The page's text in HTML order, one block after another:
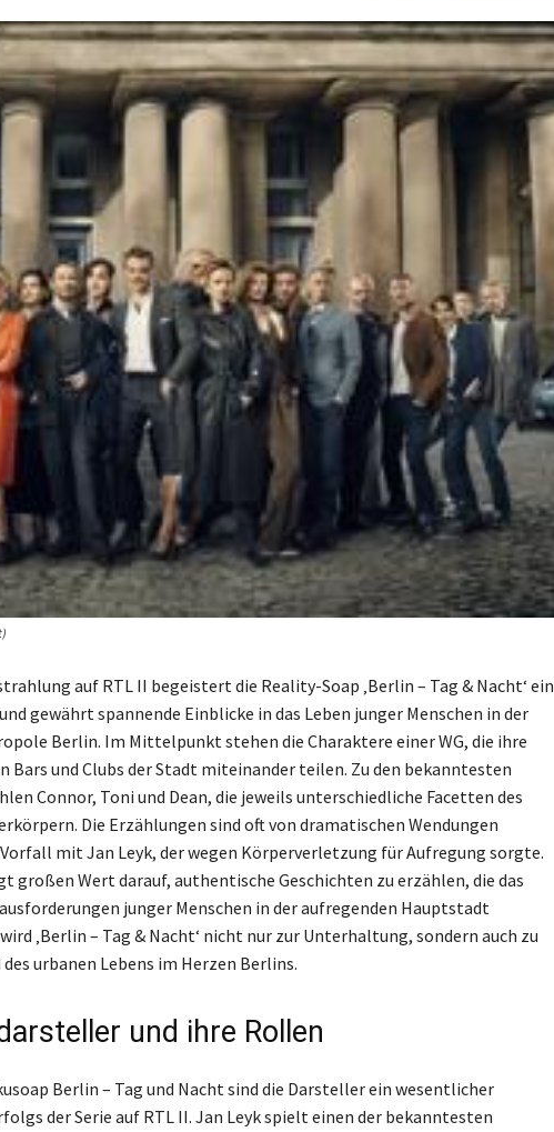
auf RTL II begeistert die Reality-Soap ‚Berlin – Tag & Nacht‘ ein
gewährt spannende Einblicke in das Leben junger Menschen in der
Berlin. Im Mittelpunkt stehen die Charaktere einer WG, die ihre
Bars und Clubs der Stadt miteinander teilen. Zu den bekanntesten
Connor, Toni und Dean, die jeweils unterschiedliche Facetten des
Die Erzählungen sind oft von dramatischen Wendungen
mit Jan Leyk, der wegen Körperverletzung für Aufregung sorgte.
großen Wert darauf, authentische Geschichten zu erzählen, die das
junger Menschen in der aufregenden Hauptstadt
‚Berlin – Tag & Nacht‘ nicht nur zur Unterhaltung, sondern auch zu
urbanen Lebens im Herzen Berlins.
und ihre Rollen
Berlin – Tag und Nacht sind die Darsteller ein wesentlicher
der Serie auf RTL II. Jan Leyk spielt einen der bekanntesten